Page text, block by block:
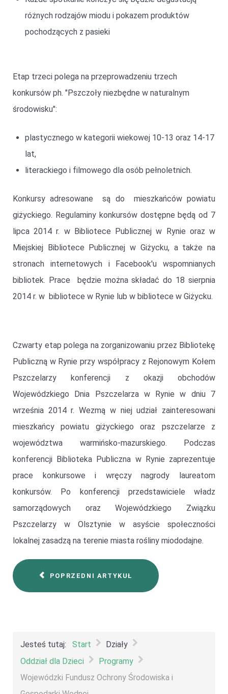
różnych rodzajów miodu i pokazem produktów
pochodzących z pasieki
Etap trzeci polega na przeprowadzeniu trzech
konkursów ph. "Pszczoły niezbędne w naturalnym
środowisku":
plastycznego w kategorii wiekowej 10-13 oraz 14-17
lat,
literackiego i filmowego dla osób pełnoletnich.
Konkursy adresowane są do mieszkańców powiatu
giżyckiego. Regulaminy konkursów dostępne będą od 7
lipca 2014 r. w Bibliotece Publicznej w Rynie oraz w
Miejskiej Bibliotece Publicznej w Giżycku, a także na
stronach internetowych i Facebook'u wspomnianych
bibliotek. Prace będzie można składać do 18 sierpnia
2014 r. w bibliotece w Rynie lub w bibliotece w Giżycku.
Czwarty etap polega na zorganizowaniu przez Bibliotekę
Publiczną w Rynie przy współpracy z Rejonowym Kołem
Pszczelarzy konferencji z okazji obchodów
Wojewódzkiego Dnia Pszczelarza w Rynie w dniu 7
września 2014 r. Wezmą w niej udział zainteresowani
mieszkańcy powiatu giżyckiego oraz pszczelarze z
województwa warmińsko-mazurskiego. Podczas
konferencji Biblioteka Publiczna w Rynie zaprezentuje
prace konkursowe i wręczy nagrody laureatom
konkursów. Po konferencji przedstawiciele władz
samorządowych oraz Wojewódzkiego Związku
Pszczelarzy w Olsztynie w asyście społeczności
lokalnej zasadzą na terenie miasta rośliny miododajne.
POPRZEDNI ARTYKUŁ
Jesteś tutaj: Start
Działy
Oddział dla Dzieci
Programy
Wojewódzki Fundusz Ochrony Środowiska i